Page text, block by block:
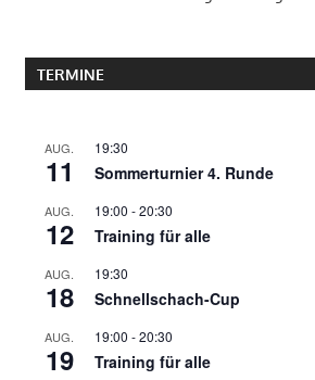
TERMINE
AUG.
11
19:30
Sommerturnier 4. Runde
AUG.
12
19:00 -20:30
Training für alle
AUG.
18
19:30
Schnellschach-Cup
AUG.
19
19:00 -20:30
Training für alle